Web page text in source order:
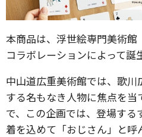
本商品は、浮世絵専門美術
コラボレーションによって誕
中山道広重美術館では、歌
する名もなき人物に焦点を
で、この企画では、登場する
着を込めて「おじさん」と呼